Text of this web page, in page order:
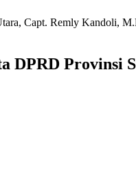
Capt. Remly Kandoli,
DPRD Provinsi